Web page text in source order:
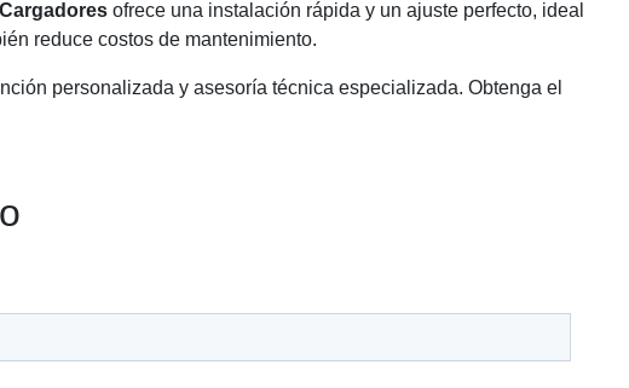
ofrece una instalación rápida y un ajuste perfecto, ideal
reduce costos de mantenimiento.
personalizada y asesoría técnica especializada. Obtenga el